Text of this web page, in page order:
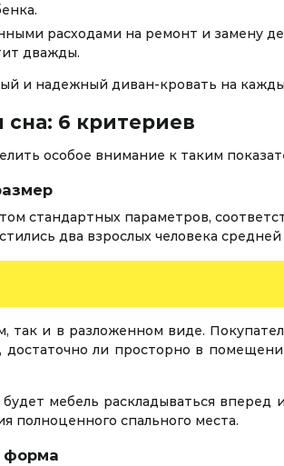
расходами на ремонт и замену
дважды.
и надежный диван-кровать на
6 критериев
особое внимание к таким
стандартных параметров,
два взрослых человека
и в разложенном виде.
ли просторно в
мебель раскладываться вперед
полноценного спального места.
форма